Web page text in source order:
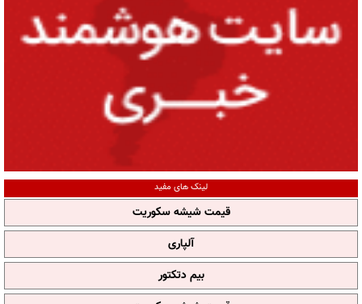
لینک های مفید
قیمت شیشه سکوریت
آلپاری
بیم دتکتور